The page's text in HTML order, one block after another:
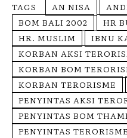
TAGS AN NISA
BOM BALI 2002
HR
HR. MUSLIM
IBNU
KORBAN AKSI
KORBAN BOM
KORBAN TERORISME
PENYINTAS AKSI
PENYINTAS BOM
PENYINTAS TERORISME